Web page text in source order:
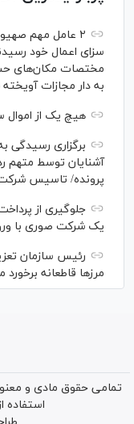
سزای اعمال خود
مختصات مکان‌های
به دار مجازات
هیچ یک از اموال
برگزاری رسیدگی
آشنایان توسط متهم
پرونده/ تاسیس
یک شرکت صوری با
رئیس سازمان
مرز‌ها قاطعانه
تمامی حقوق مادی و
استفاده